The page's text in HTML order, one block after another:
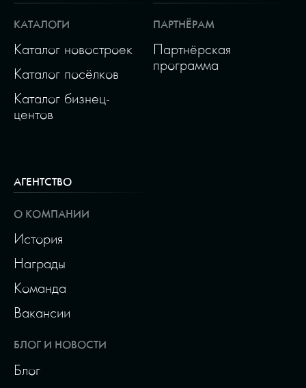
КАТАЛОГИ
Каталог новостроек
Каталог посёлков
Каталог бизнец-
центов
ПАРТНЁРАМ
Партнёрская
программа
АГЕНТСТВО
О КОМПАНИИ
История
Награды
Команда
Вакансии
БЛОГ И НОВОСТИ
Блог